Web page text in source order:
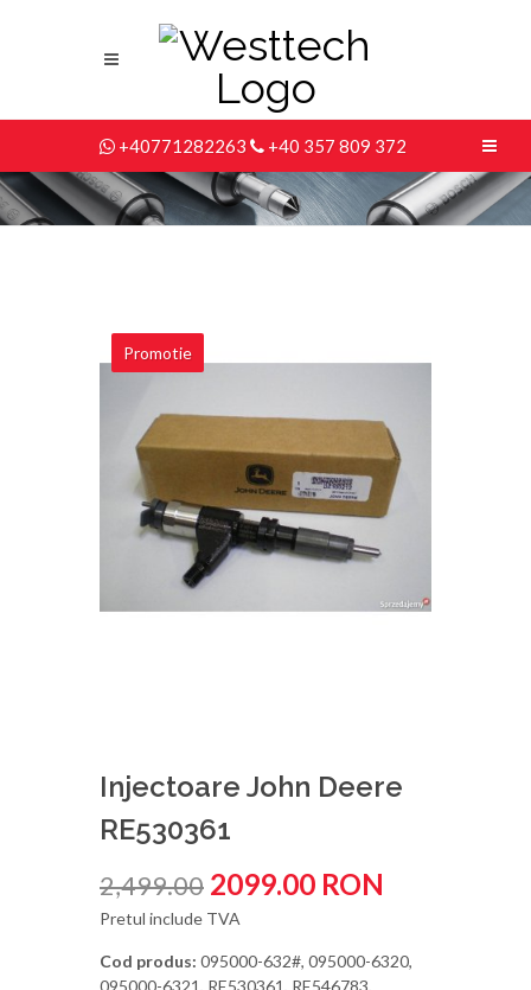
+40771282263 +40 357 809 372
Promotie
Injectoare John Deere
RE530361
2,499.00 2099.00 RON
Pretul include TVA
Cod produs: 095000-632#, 095000-6320,
095000-6321, RE530361, RE546783,